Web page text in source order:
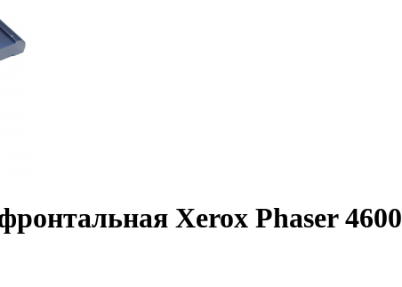
Xerox Phaser 4600